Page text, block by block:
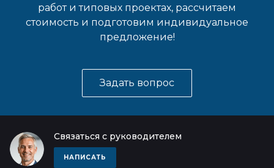
работ и типовых проектах, рассчитаем
стоимость и подготовим индивидуальное
предложение!
Задать вопрос
Связаться с руководителем
НАПИСАТЬ